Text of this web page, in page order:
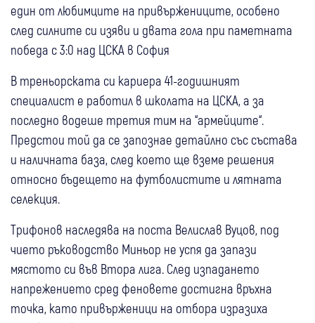
един от любимците на привържениците, особено
след силните си изяви и двата гола при паметната
победа с 3:0 над ЦСКА в София
В треньорската си кариера 41-годишният
специалист е работил в школата на ЦСКА, а за
последно водеше третия тим на “армейците“.
Предстои той да се запознае детайлно със състава
и наличната база, след което ще вземе решения
относно бъдещето на футболистите и лятната
селекция.
Трифонов наследява на поста Велислав Вуцов, под
чието ръководство Миньор не успя да запази
мястото си във Втора лига. След изпадането
напрежението сред феновете достигна връхна
точка, като привърженици на отбора изразиха